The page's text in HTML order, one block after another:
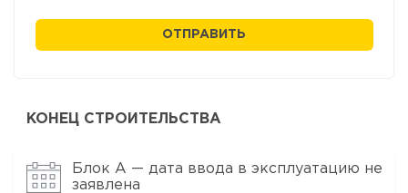
ОТПРАВИТЬ
КОНЕЦ СТРОИТЕЛЬСТВА
Блок А — дата ввода в эксплуатацию не
заявлена